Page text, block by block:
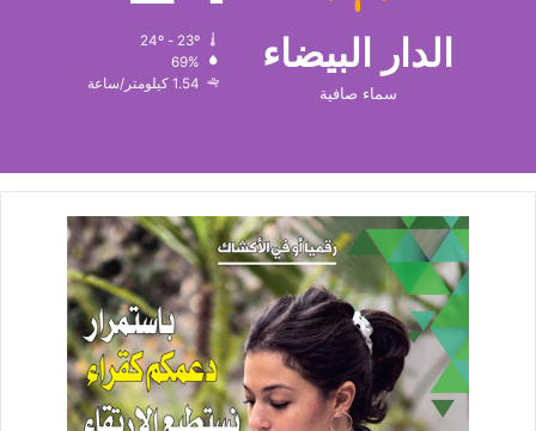
الدار البيضاء
سماء صافية
69%
1.54 كيلومتر/ساعة